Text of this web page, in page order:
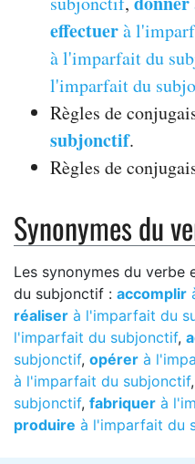
effectuerà
à l'imparfait du
l'imparfait du
Règles de
subjonctif.
Règles de
Synonymes du
Les synonymes du
du subjonctif : accomplir
réaliser à l'imparfait du
l'imparfait du subjonctif,
subjonctif, opérer à
à l'imparfait du subjonctif,
subjonctif, fabriquer à
produire à l'imparfait du